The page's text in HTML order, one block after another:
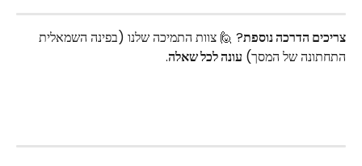
צריכים הדרכה נוספת? 🙋 צוות התמיכה שלנו (בפינה השמאלית
התחתונה של המסך) עונה לכל שאלה.